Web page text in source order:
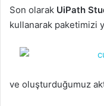
Son olarak UiPath
kullanarak paketimizi
ve oluşturduğumuz